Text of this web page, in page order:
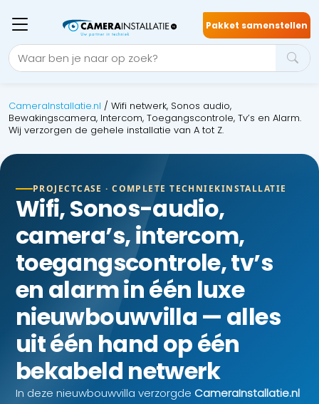
Pakket samenstellen
CameraInstallatie.nl / Wifi netwerk, Sonos audio,
Bewakingscamera, Intercom, Toegangscontrole, Tv’s en Alarm.
Wij verzorgen de gehele installatie van A tot Z.
PROJECTCASE · COMPLETE TECHNIEKINSTALLATIE
Wifi, Sonos-audio,
camera’s, intercom,
toegangscontrole, tv’s
en alarm in één luxe
nieuwbouwvilla — alles
uit één hand op één
bekabeld netwerk
In deze nieuwbouwvilla verzorgde CameraInstallatie.nl